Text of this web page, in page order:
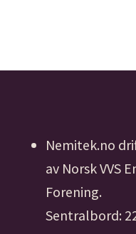
Nemitek.no
av Norsk VVS
Forening.
Sentralbord: